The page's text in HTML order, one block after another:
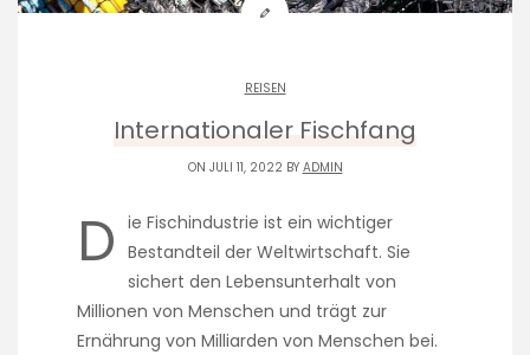
REISEN
Internationaler Fischfang
ON JULI 11, 2022 BY ADMIN
D ie Fischindustrie ist ein wichtiger
Bestandteil der Weltwirtschaft. Sie
sichert den Lebensunterhalt von
Millionen von Menschen und trägt zur
Ernährung von Milliarden von Menschen bei.